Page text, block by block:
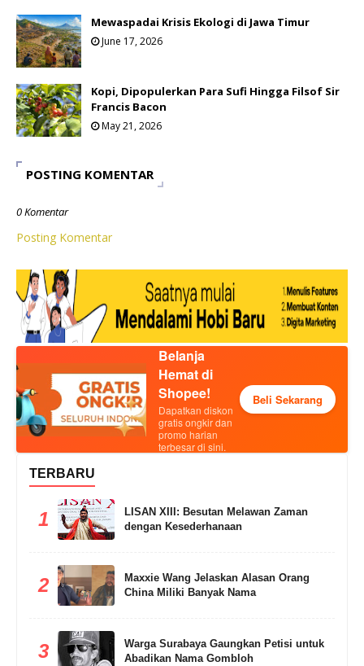
Mewaspadai Krisis Ekologi di Jawa Timur
June 17, 2026
Kopi, Dipopulerkan Para Sufi Hingga Filsof Sir
Francis Bacon
May 21, 2026
POSTING KOMENTAR
0 Komentar
Posting Komentar
Belanja
Hemat di
Shopee!
Dapatkan diskon
gratis ongkir dan
promo harian
terbesar di sini.
Beli Sekarang
TERBARU
1
LISAN XIII: Besutan Melawan Zaman
dengan Kesederhanaan
2
Maxxie Wang Jelaskan Alasan Orang
China Miliki Banyak Nama
3
Warga Surabaya Gaungkan Petisi untuk
Abadikan Nama Gombloh